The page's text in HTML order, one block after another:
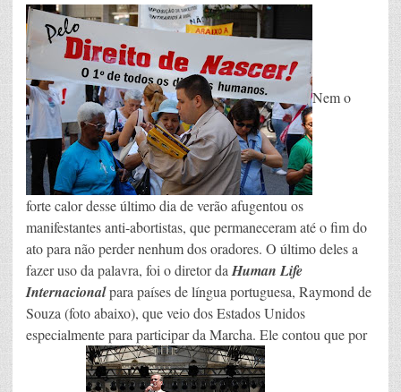
Nem o
forte calor desse último dia de verão afugentou os
manifestantes anti-abortistas, que permaneceram até o fim do
ato para não perder nenhum dos oradores. O último deles a
fazer uso da palavra, foi o diretor daHuman Life
Internacionalpara países de língua portuguesa, Raymond de
Souza (foto abaixo), que veio dos Estados Unidos
especialmente para participar da Marcha. Ele contou que por